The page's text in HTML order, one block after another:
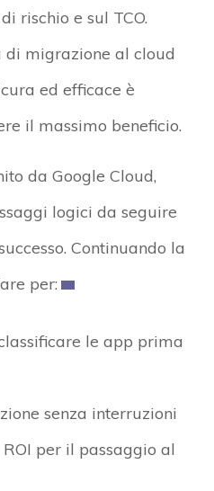
rischio e sul TCO.
migrazione al cloud
ed efficace è
il massimo beneficio.
da Google Cloud,
logici da seguire
Continuando la
per:
le app prima
senza interruzioni
per il passaggio al